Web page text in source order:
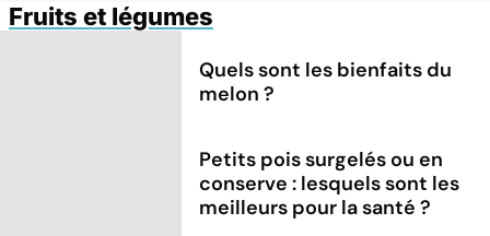
Fruits et légumes
Quels sont les bienfaits du
melon ?
Petits pois surgelés ou en
conserve : lesquels sont les
meilleurs pour la santé ?